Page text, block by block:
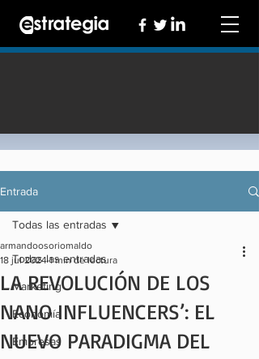
Entrada
Todas las entradas
Marketing
Economía
Empresas
Todas las entradas
LA REVOLUCIÓN DE LOS
NANO INFLUENCERS’: EL
NUEVO PARADIGMA DEL
armandoosoriomaldo
18 jul 2024 1 min de lectura